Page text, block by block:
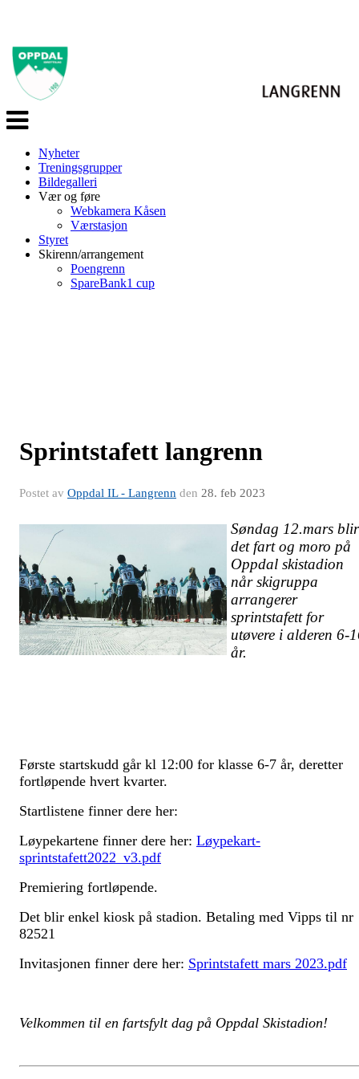
Veksle
navigasjon
Nyheter
Treningsgrupper
Bildegalleri
Vær og føre
Webkamera Kåsen
Værstasjon
Styret
Skirenn/arrangement
Poengrenn
SpareBank1 cup
Sprintstafett langrenn
Postet av Oppdal IL - Langrenn den 28. feb 2023
Søndag 12.mars blir
det fart og moro på
Oppdal skistadion
når skigruppa
arrangerer
sprintstafett for
utøvere i alderen 6-
år.
Første startskudd går kl 12:00 for klasse 6-7 år, deretter
fortløpende hvert kvarter.
Startlistene finner dere her:
Løypekartene finner dere her: Løypekart-
sprintstafett2022_v3.pdf
Premiering fortløpende.
Det blir enkel kiosk på stadion. Betaling med Vipps til nr
82521
Invitasjonen finner dere her: Sprintstafett mars 2023.pdf
Velkommen til en fartsfylt dag på Oppdal Skistadion!